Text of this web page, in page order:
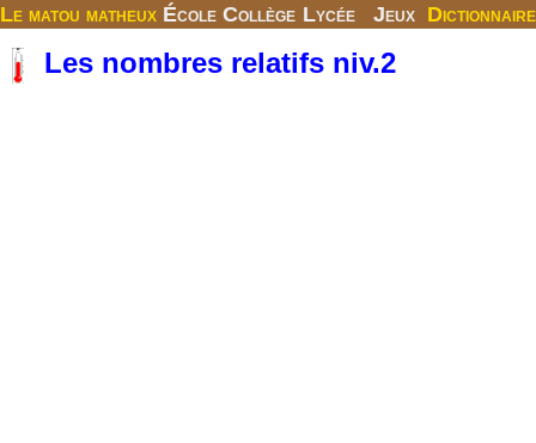
Le matou matheux École Collège Lycée Jeux Dictionnaire
Les nombres relatifs niv.2